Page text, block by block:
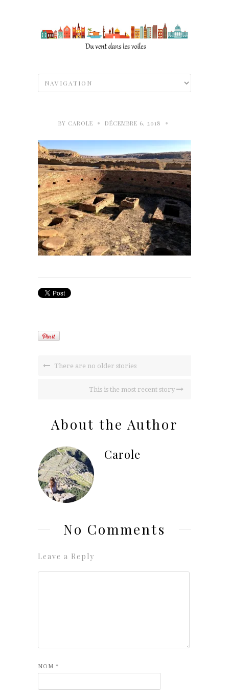
BY CAROLE • DÉCEMBRE 6, 2018 •
There are no older stories
This is the most recent story
About the Author
Carole
No Comments
Leave a Reply
NOM *